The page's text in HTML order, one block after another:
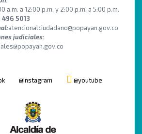
a.m. a 12:00 p.m. y 2:00 p.m. a 5:00 p.m.
496 5013
atencionalciudadano@popayan.gov.co
judiciales:
@Instagram @youtube